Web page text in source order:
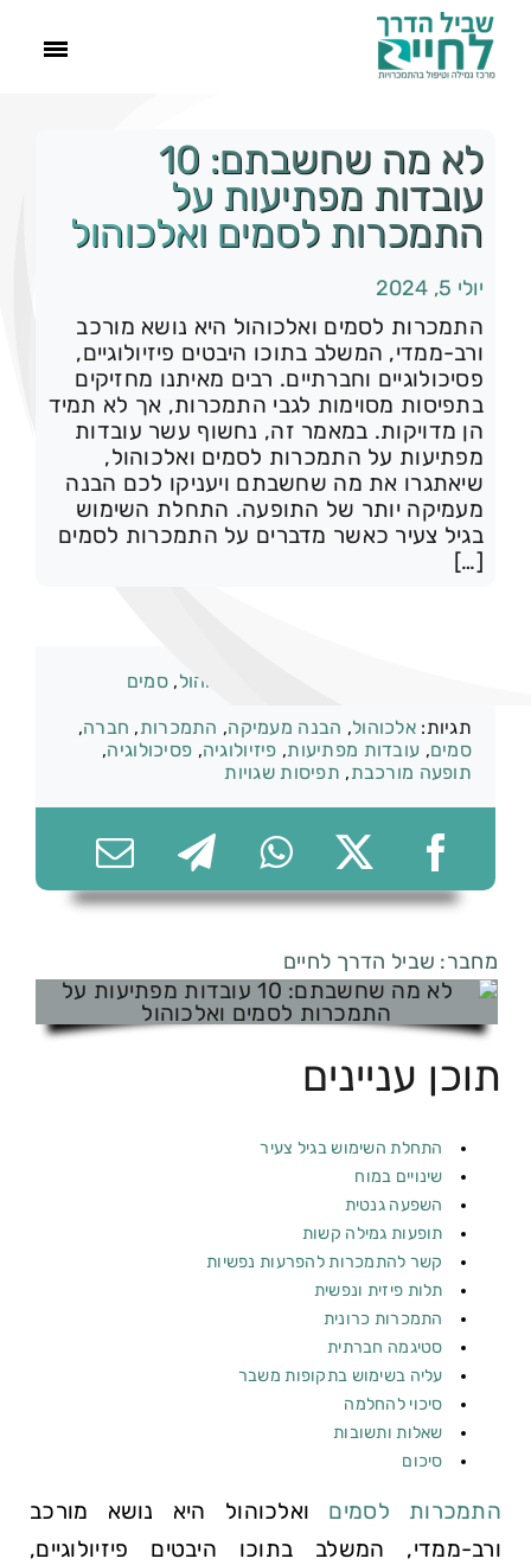
ראשי
הסיפור שלנו
התמכרויות
תהליך הגמילה
עוד
צור קשר
לא מה שחשבתם: 10
עובדות מפתיעות על
התמכרות לסמים ואלכוהול
יולי 5, 2024
התמכרות לסמים ואלכוהול היא נושא מורכב
ורב-ממדי, המשלב בתוכו היבטים פיזיולוגיים,
פסיכולוגיים וחברתיים. רבים מאיתנו מחזיקים
בתפיסות מסוימות לגבי התמכרות, אך לא תמיד
הן מדויקות. במאמר זה, נחשוף עשר עובדות
מפתיעות על התמכרות לסמים ואלכוהול,
שיאתגרו את מה שחשבתם ויעניקו לכם הבנה
מעמיקה יותר של התופעה. התחלת השימוש
בגיל צעיר כאשר מדברים על התמכרות לסמים
[…]
אלכוהול, סמים
תגיות: אלכוהול, הבנה מעמיקה, התמכרות, חברה,
סמים, עובדות מפתיעות, פיזיולוגיה, פסיכולוגיה,
תופעה מורכבת, תפיסות שגויות
מחבר: שביל הדרך לחיים
תוכן עניינים
התחלת השימוש בגיל צעיר
שינויים במוח
השפעה גנטית
תופעות גמילה קשות
קשר להתמכרות להפרעות נפשיות
תלות פיזית ונפשית
התמכרות כרונית
סטיגמה חברתית
עליה בשימוש בתקופות משבר
סיכוי להחלמה
שאלות ותשובות
סיכום
התמכרות לסמים ואלכוהול היא נושא מורכב
ורב-ממדי, המשלב בתוכו היבטים פיזיולוגיים,